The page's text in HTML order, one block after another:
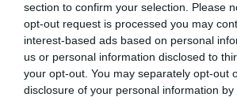
section to confirm your selection. Please
opt-out request is processed you may
interest-based ads based on personal
us or personal information disclosed to
your opt-out. You may separately opt-out
disclosure of your personal information
Czas najwyższy wrócić do